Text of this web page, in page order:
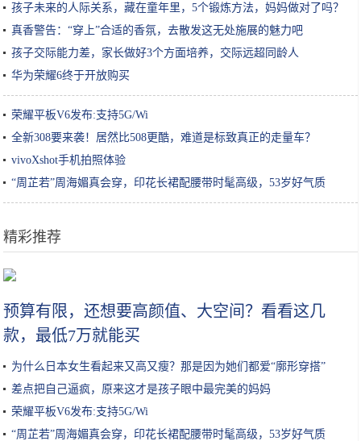
孩子未来的人际关系，藏在童年里，5个锻炼方法，妈妈做对了吗？
真香警告：“穿上”合适的香氛，去散发这无处施展的魅力吧
孩子交际能力差，家长做好3个方面培养，交际远超同龄人
华为荣耀6终于开放购买
荣耀平板V6发布:支持5G/Wi
全新308要来袭！居然比508更酷，难道是标致真正的走量车？
vivoXshot手机拍照体验
“周芷若”周海媚真会穿，印花长裙配腰带时髦高级，53岁好气质
精彩推荐
预算有限，还想要高颜值、大空间？看看这几
款，最低7万就能买
为什么日本女生看起来又高又瘦？那是因为她们都爱“廓形穿搭”
差点把自己逼疯，原来这才是孩子眼中最完美的妈妈
荣耀平板V6发布:支持5G/Wi
“周芷若”周海媚真会穿，印花长裙配腰带时髦高级，53岁好气质